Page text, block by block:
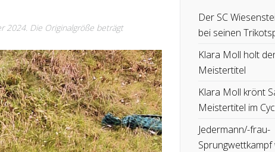
2024. Die Originalgröße beträgt
Der SC
bei seinen
Klara Moll holt
Meistertitel
Klara Moll krönt
Meistertitel im
Jedermann/-frau-